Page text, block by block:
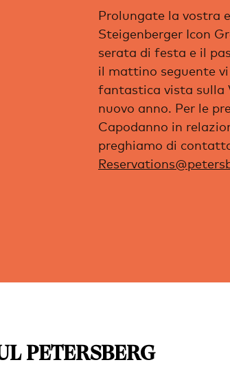
Prolungate la vostra
Steigenberger Icon
serata di festa e il
il mattino seguente
fantastica vista sulla
nuovo anno. Per le
Capodanno in
preghiamo di
PETERSBERG